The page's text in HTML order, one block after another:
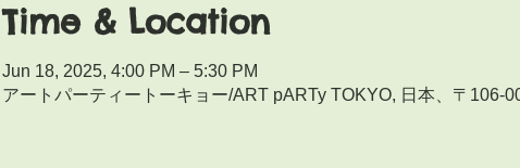
Time & Location
Jun 18, 2025, 4:00 PM – 5:30 PM
アートパーティートーキョー/ART pARTy TOKYO, 日本、〒106-